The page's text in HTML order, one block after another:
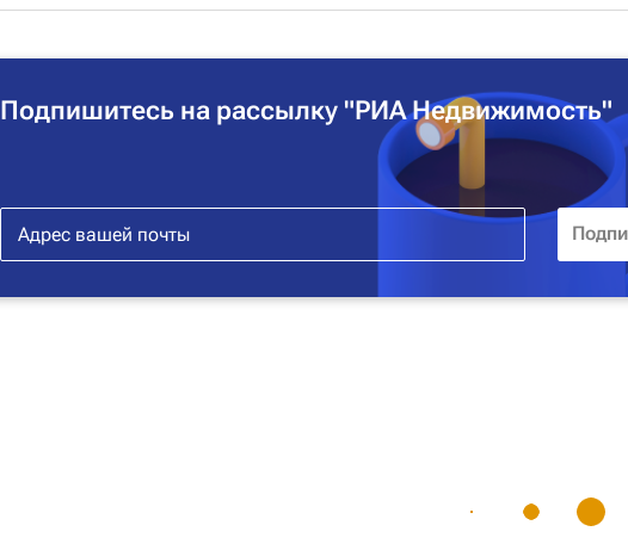
Подпишитесь на рассылку "РИА Недвижимость"